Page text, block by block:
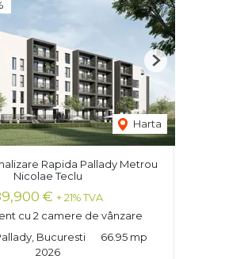
Harta
Next
Rapida Pallady Metrou
Nicolae Teclu
€ + 21% TVA
cu 2 camere de vânzare
Bucuresti
66.95 mp
2026